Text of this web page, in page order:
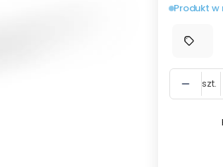
Produkt
szt.